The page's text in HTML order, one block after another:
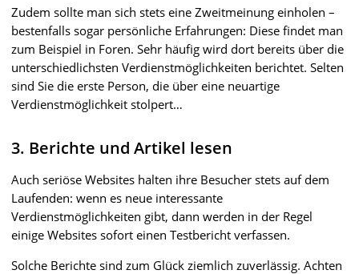
Zudem sollte man sich stets eine Zweitmeinung einholen –
bestenfalls sogar persönliche Erfahrungen: Diese findet man
zum Beispiel in Foren. Sehr häufig wird dort bereits über die
unterschiedlichsten Verdienstmöglichkeiten berichtet. Selten
sind Sie die erste Person, die über eine neuartige
Verdienstmöglichkeit stolpert…
3. Berichte und Artikel lesen
Auch seriöse Websites halten ihre Besucher stets auf dem
Laufenden: wenn es neue interessante
Verdienstmöglichkeiten gibt, dann werden in der Regel
einige Websites sofort einen Testbericht verfassen.
Solche Berichte sind zum Glück ziemlich zuverlässig. Achten